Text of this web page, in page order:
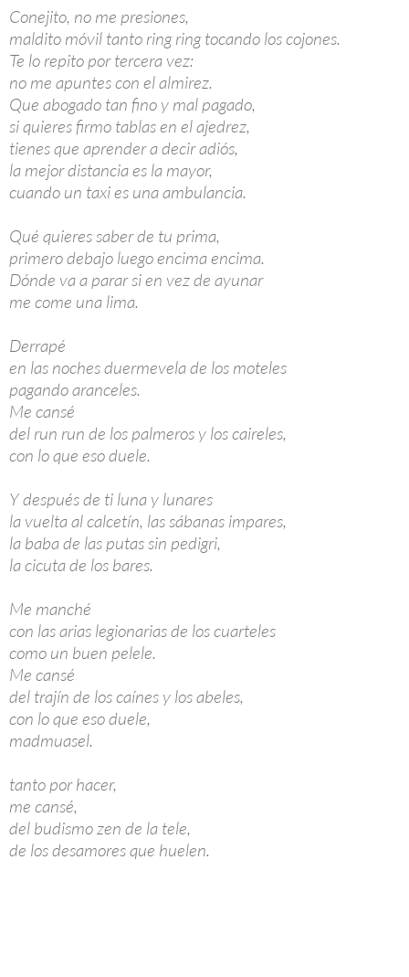
Conejito, no me presiones,
maldito móvil tanto ring ring tocando los cojones.
Te lo repito por tercera vez:
no me apuntes con el almirez.
Que abogado tan fino y mal pagado,
si quieres firmo tablas en el ajedrez,
tienes que aprender a decir adiós,
la mejor distancia es la mayor,
cuando un taxi es una ambulancia.
Qué quieres saber de tu prima,
primero debajo luego encima encima.
Dónde va a parar si en vez de ayunar
me come una lima.
Derrapé
en las noches duermevela de los moteles
pagando aranceles.
Me cansé
del run run de los palmeros y los caireles,
con lo que eso duele.
Y después de ti luna y lunares
la vuelta al calcetín, las sábanas impares,
la baba de las putas sin pedigri,
la cicuta de los bares.
Me manché
con las arias legionarias de los cuarteles
como un buen pelele.
Me cansé
del trajín de los caínes y los abeles,
con lo que eso duele,
madmuasel.
tanto por hacer,
me cansé,
del budismo zen de la tele,
de los desamores que huelen.